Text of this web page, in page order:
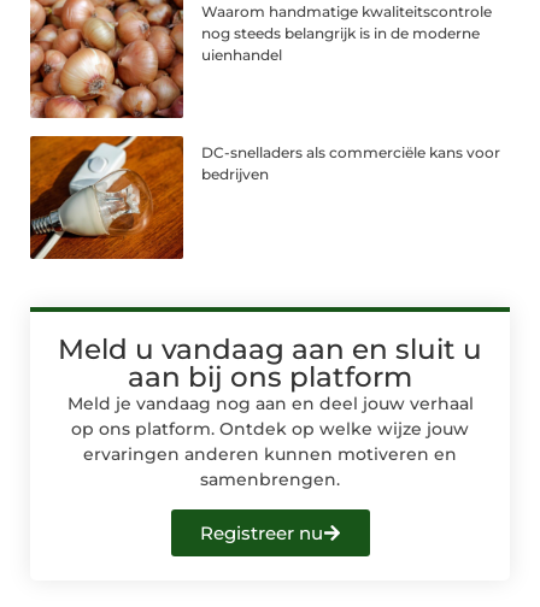
Waarom handmatige kwaliteitscontrole
nog steeds belangrijk is in de moderne
uienhandel
DC-snelladers als commerciële kans voor
bedrijven
Meld u vandaag aan en sluit u
aan bij ons platform
Meld je vandaag nog aan en deel jouw verhaal
op ons platform. Ontdek op welke wijze jouw
ervaringen anderen kunnen motiveren en
samenbrengen.
Registreer nu